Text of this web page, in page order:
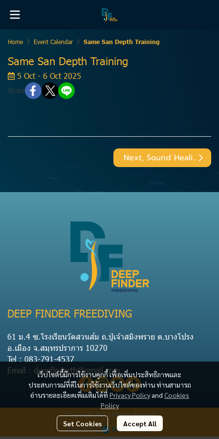
Home Event Calendar Same San Depth Training
Same San Depth Training
5 Oct - 6 Oct 2025
Share
Next, Sound Healing
เว็บไซต์นี้มีการใช้งานคุกกี้ เพื่อเพิ่มประสิทธิภาพและ
ประสบการณ์ที่ดีในการใช้งานเว็บไซต์ของท่าน ท่านสามารถ
อ่านรายละเอียดเพิ่มเติมได้ที่ Privacy Policy and Cookies
Policy
Set Cookies Accept All
DEEP FINDER FREEDIVING
61 ม.4 ซ.โรงเรียนวัดสวนส้ม ถ.ปู่เจ้าสมิงพราย ต.บางโปรง
อ.เมือง จ.สมุทรปราการ 10270
Tel : 083-791-4537
Email : deepfinderth@gmail.com
© Copyright 2025 All Rights Reserved.
Powered By MakeWebEasy